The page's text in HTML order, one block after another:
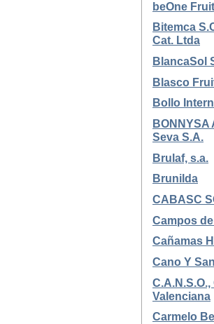
beOne Fruit
Bitemca
Cat. Ltda
BlancaSol
Blasco
Bollo
BONNYSA
Seva S.A.
Brulaf, s.a.
Brunilda
CABASC
Campos
Cañamas
Cano Y
Valenciana
Carmelo